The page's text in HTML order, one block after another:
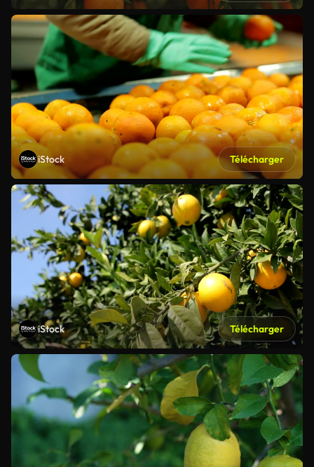
iStock Télécharger
iStock Télécharger